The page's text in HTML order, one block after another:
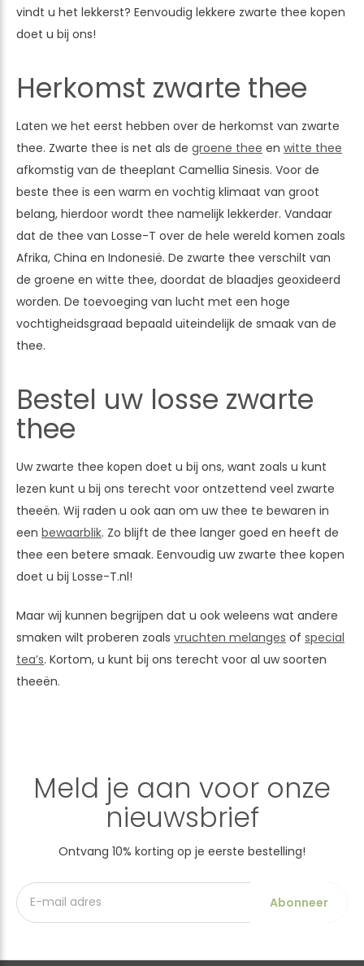
vindt u het lekkerst? Eenvoudig lekkere zwarte thee kopen
doet u bij ons!
Herkomst zwarte thee
Laten we het eerst hebben over de herkomst van zwarte
thee. Zwarte thee is net als de groene thee en witte thee
afkomstig van de theeplant Camellia Sinesis. Voor de
beste thee is een warm en vochtig klimaat van groot
belang, hierdoor wordt thee namelijk lekkerder. Vandaar
dat de thee van Losse-T over de hele wereld komen zoals
Afrika, China en Indonesië. De zwarte thee verschilt van
de groene en witte thee, doordat de blaadjes geoxideerd
worden. De toevoeging van lucht met een hoge
vochtigheidsgraad bepaald uiteindelijk de smaak van de
thee.
Bestel uw losse zwarte
thee
Uw zwarte thee kopen doet u bij ons, want zoals u kunt
lezen kunt u bij ons terecht voor ontzettend veel zwarte
theeën. Wij raden u ook aan om uw thee te bewaren in
een bewaarblik. Zo blijft de thee langer goed en heeft de
thee een betere smaak. Eenvoudig uw zwarte thee kopen
doet u bij Losse-T.nl!
Maar wij kunnen begrijpen dat u ook weleens wat andere
smaken wilt proberen zoals vruchten melanges of special
tea’s. Kortom, u kunt bij ons terecht voor al uw soorten
theeën.
Meld je aan voor onze
nieuwsbrief
Ontvang 10% korting op je eerste bestelling!
Abonneer